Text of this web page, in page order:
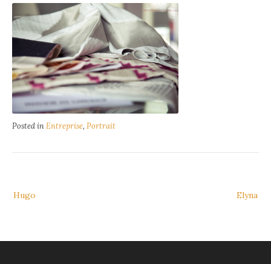
Posted in Entreprise, Portrait
de
Elyna
Hugo